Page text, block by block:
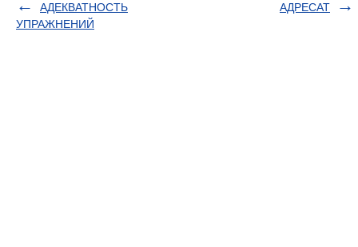
АДЕКВАТНОСТЬ
УПРАЖНЕНИЙ
АДРЕСАТ